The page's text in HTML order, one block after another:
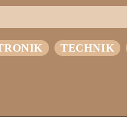
TECHNIK